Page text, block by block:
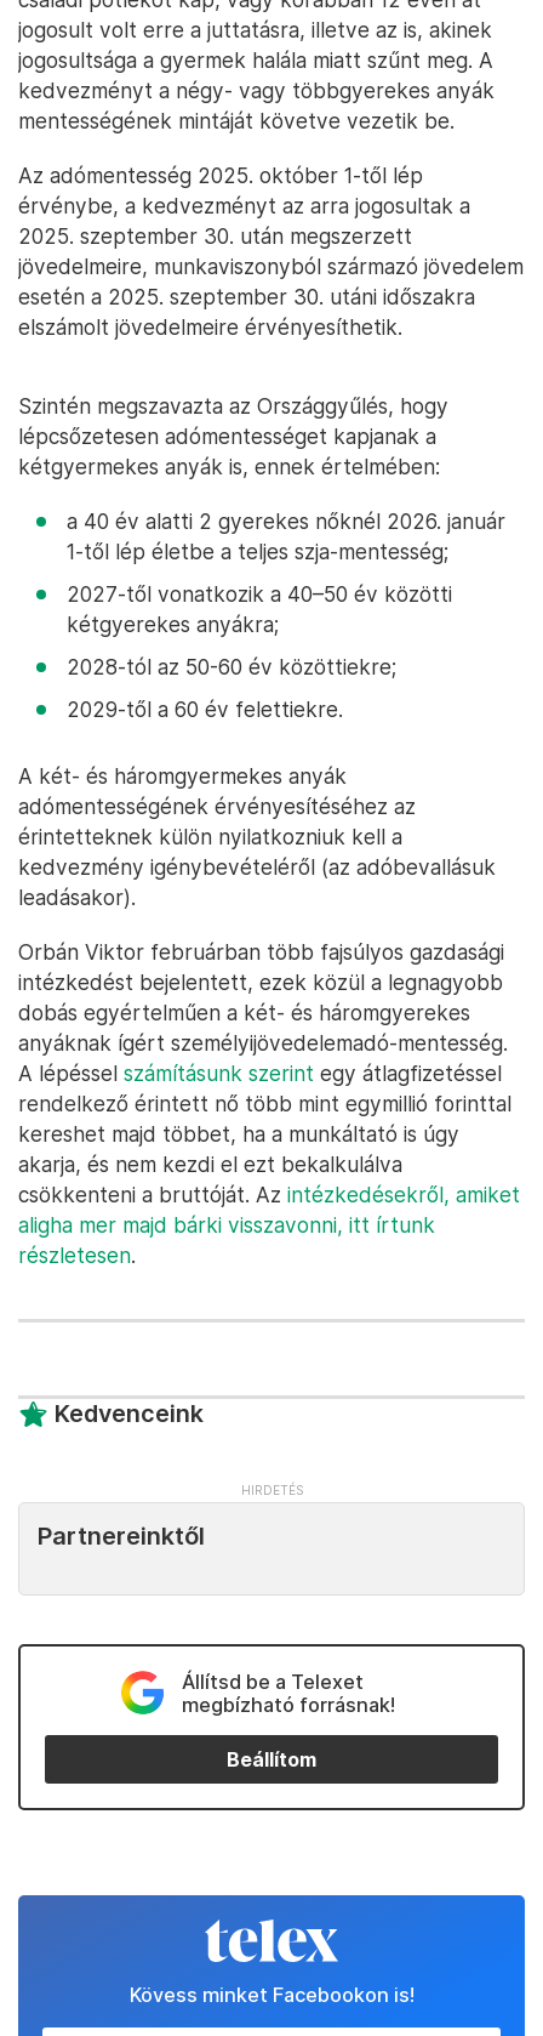
jogosult volt erre a juttatásra, illetve az is, akinek
jogosultsága a gyermek halála miatt szűnt meg. A
kedvezményt a négy- vagy többgyerekes anyák
mentességének mintáját követve vezetik be.
Az adómentesség 2025. október 1-től lép
érvénybe, a kedvezményt az arra jogosultak a
2025. szeptember 30. után megszerzett
jövedelmeire, munkaviszonyból származó jövedelem
esetén a 2025. szeptember 30. utáni időszakra
elszámolt jövedelmeire érvényesíthetik.
Szintén megszavazta az Országgyűlés, hogy
lépcsőzetesen adómentességet kapjanak a
kétgyermekes anyák is, ennek értelmében:
a 40 év alatti 2 gyerekes nőknél 2026. január
1-től lép életbe a teljes szja-mentesség;
2027-től vonatkozik a 40–50 év közötti
kétgyerekes anyákra;
2028-tól az 50-60 év közöttiekre;
2029-től a 60 év felettiekre.
A két- és háromgyermekes anyák
adómentességének érvényesítéséhez az
érintetteknek külön nyilatkozniuk kell a
kedvezmény igénybevételéről (az adóbevallásuk
leadásakor).
Orbán Viktor februárban több fajsúlyos gazdasági
intézkedést bejelentett, ezek közül a legnagyobb
dobás egyértelműen a két- és háromgyerekes
anyáknak ígért személyijövedelemadó-mentesség.
A lépéssel számításunk szerint egy átlagfizetéssel
rendelkező érintett nő több mint egymillió forinttal
kereshet majd többet, ha a munkáltató is úgy
akarja, és nem kezdi el ezt bekalkulálva
csökkenteni a bruttóját. Az intézkedésekről, amiket
aligha mer majd bárki visszavonni, itt írtunk
részletesen.
Kedvenceink
Partnereinktől
Állítsd be a Telexet
megbízható forrásnak!
Beállítom
Kövess minket Facebookon is!